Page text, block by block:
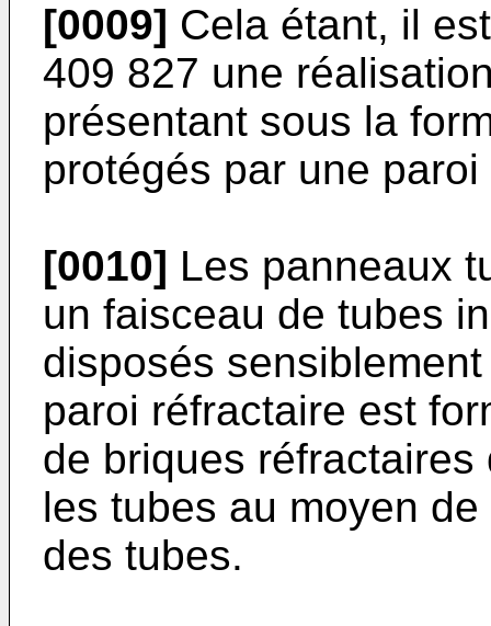
[0009] Cela étant, il
409 827 une
présentant sous la
protégés par une
[0010] Les panneaux
un faisceau de tubes
disposés
paroi réfractaire est
de briques
les tubes au moyen
des tubes.